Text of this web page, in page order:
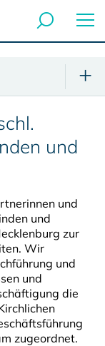
und
und
und
zur
Wir
und
und
die
zugeordnet.